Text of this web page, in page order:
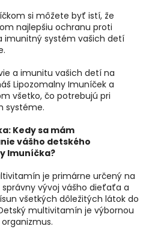
si môžete byť istí, že
najlepšiu ochranu proti
imunitný systém vašich detí
a imunitu vašich detí na
Lipozomalny Imuníček a
všetko, čo potrebujú pri
systéme.
Kedy sa mám
vášho detského
Imuníčka?
je primárne určený na
vývoj vášho dieťaťa a
všetkých dôležitých látok do
multivitamín je výbornou